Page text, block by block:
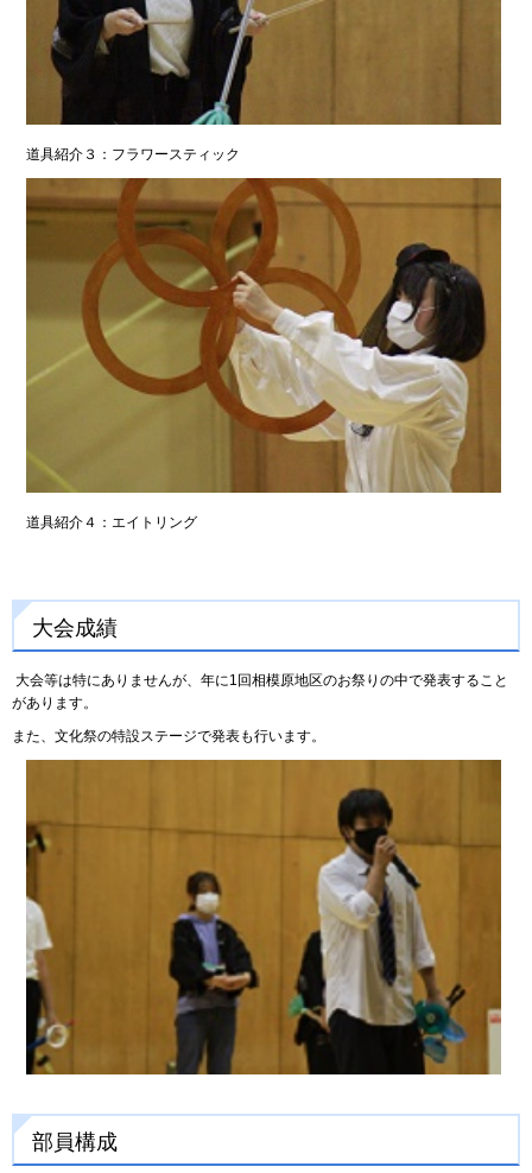
道具紹介３：フラワースティック
道具紹介４：エイトリング
大会成績
大会等は特にありませんが、年に1回相模原地区のお祭りの中で発表すること
があります。
また、文化祭の特設ステージで発表も行います。
部員構成